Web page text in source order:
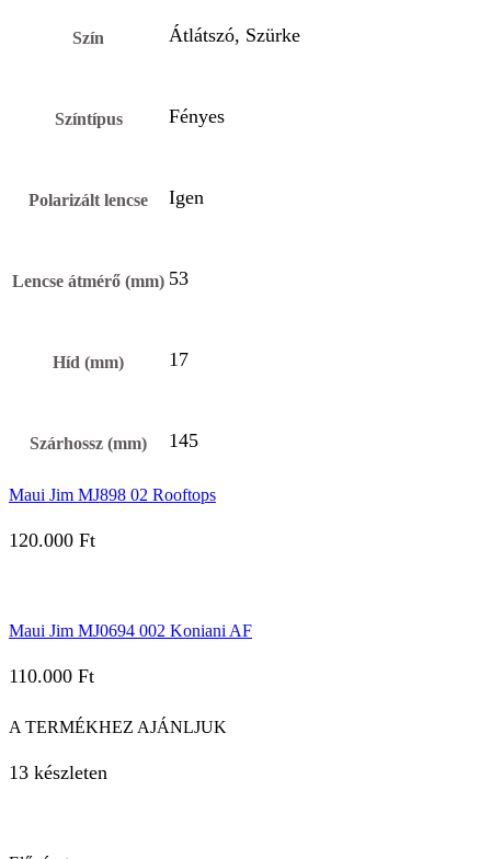
Szín Átlátszó, Szürke
Színtípus Fényes
Polarizált lencse Igen
Lencse átmérő (mm) 53
Híd (mm) 17
Szárhossz (mm) 145
Maui Jim MJ898 02 Rooftops
120.000 Ft
Maui Jim MJ0694 002 Koniani AF
110.000 Ft
A TERMÉKHEZ AJÁNLJUK
13 készleten